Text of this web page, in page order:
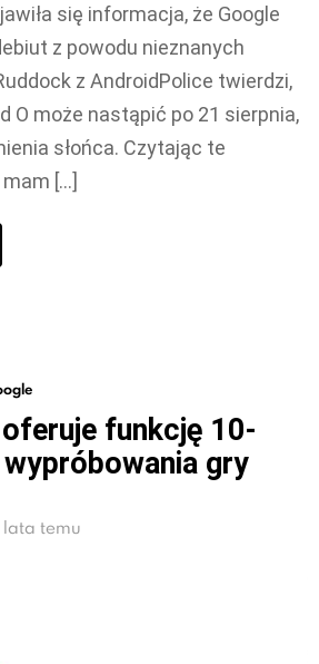
się informacja, że Google
z powodu nieznanych
z AndroidPolice twierdzi,
O może nastąpić po 21 sierpnia,
słońca. Czytając te
[…]
funkcję 10-
gry
lata temu